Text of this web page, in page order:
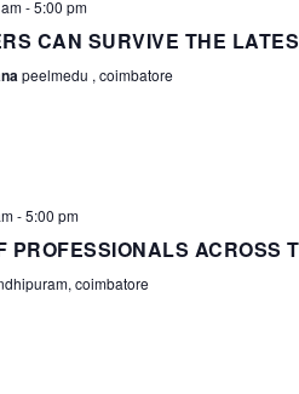
-5:00 pm
CAN SURVIVE THE
peelmedu , coimbatore
-5:00 pm
PROFESSIONALS ACROSS
coimbatore